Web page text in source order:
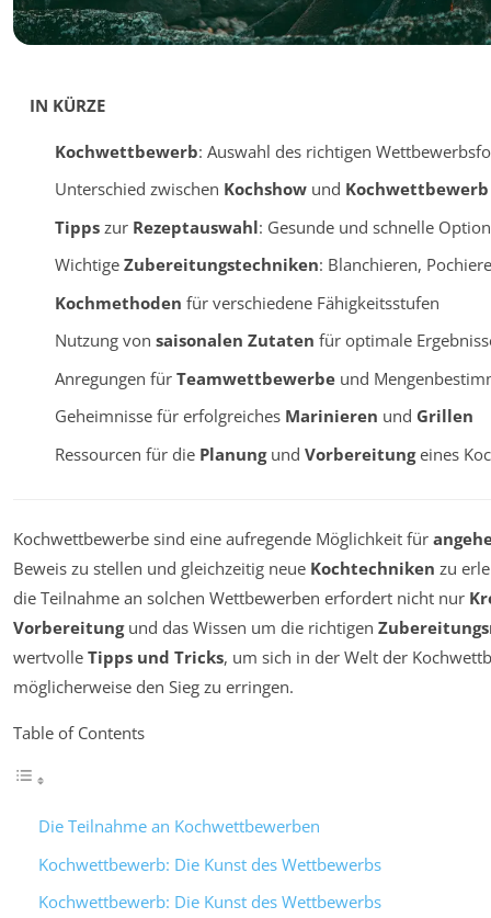
IN KÜRZE
Kochwettbewerb: Auswahl des richtigen
Unterschied zwischen Kochshowund Kochwettbewerb
Tippszur Rezeptauswahl: Gesunde und schnelle
Wichtige Zubereitungstechniken: Blanchieren,
Kochmethoden für verschiedene Fähigkeitsstufen
Nutzung von saisonalen Zutaten für optimale
Anregungen für Teamwettbewerbeund
Geheimnisse für erfolgreiches Marinieren und Grillen
Ressourcen für die Planungund Vorbereitungeines
Kochwettbewerbe sind eine aufregende Möglichkeit für
Beweis zu stellen und gleichzeitig neue Kochtechniken zu
die Teilnahme an solchen Wettbewerben erfordert nicht nur
Vorbereitungund das Wissen um die richtigen
wertvolle Tipps und Tricks, um sich in der Welt der
möglicherweise den Sieg zu erringen.
Table of Contents
Die Teilnahme an Kochwettbewerben
Kochwettbewerb: Die Kunst des Wettbewerbs
Kochwettbewerb: Die Kunst des Wettbewerbs